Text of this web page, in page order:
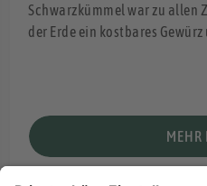
Schwarzkümmel war zu allen
der Erde ein kostbares
MEHR